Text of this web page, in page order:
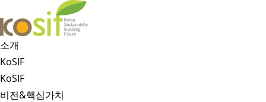
소개
KoSIF
KoSIF
비전&핵심가치